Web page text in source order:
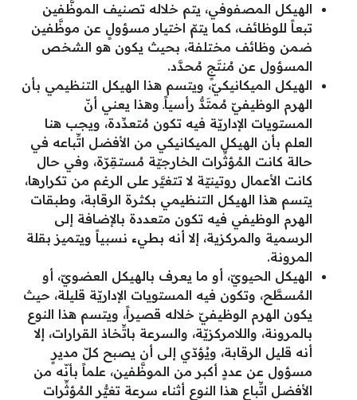
الهيكل المصفوفي، يتم خلاله تصنيف الموظَّفين
تبعاً للوظائف، كما يتمّ اختيار مسؤولٍ عن موظَّفين
ضمن وظائف مختلفة، بحيث يكون هو الشخص
المسؤول عن مُنتَجٍ مُحدَّد.
الهيكل الميكانيكيّ، ويتسم هذا الهيكل التنظيمي بأن
الهرم الوظيفيّ مُمتَدٌّ رأسياًـ وهذا يعني أنّ
المستويات الإداريّة فيه تكون مُتعدِّدة، ويجب هنا
العلم بأن الهيكل الميكانيكي من الأفضل اتِّباعه في
حالة كانت المُؤثِّرات الخارجيّة مُستقِرّة، وفي حال
كانت الأعمال روتينيّة لا تتغيَّر على الرغم من تكرارها،
يتسم هذا الهيكل التنظيمي بكثرة الرقابة، وطبقات
الهرم الوظيفي فيه تكون متعددة بالإضافة إلى
الرسمية والمركزية، إلا أنه بطيء نسبياً ويتميز بقلة
المرونة.
الهيكل الحيويّ، أو ما يعرف بالهيكل العضويّ، أو
المُسطَّح، وتكون فيه المستويات الإداريّة قليلة، حيث
يكون الهرم الوظيفيّ خلاله قصيراً، ويتسم هذا النوع
بالمرونة، واللامركزيّة، والسرعة باتِّخاذ القرارات، إلا
أنه قليل الرقابة، ويُؤدّي إلى أن يصبح كلّ مديرٍ
مسؤول عن عددٍ أكبر من الموظَّفين، علماً بأنّه من
الأفضل اتِّباع هذا النوع أثناء سرعة تغيُّر المُؤثِّرات